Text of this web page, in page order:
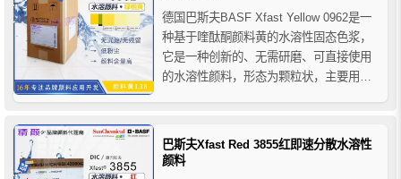
德国巴斯夫BASF Xfast Yellow 0962是一
种基于喹酞酮颜料黄的水溶性固态色浆，
它是一种创新的、无需研磨、可直接使用
的水溶性颜料，形态为颗粒状，主要用于
和储存成本，并且能够提高最终产品的竞
争优势，它满足GHS的法规要求，符合世
巴斯夫Xfast Red 3855红即速分散水溶性
颜料